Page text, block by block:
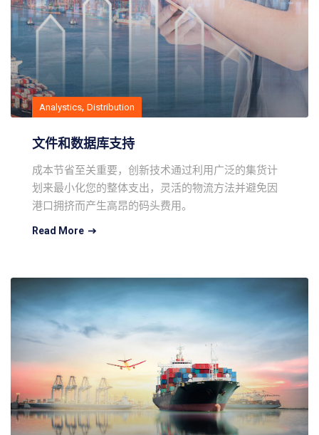
Analystics, Distribution
文件和数据库支持
成本节省至关重要，创新技术通过利用广泛的集货计
划来最小化您的整体支出，灵活的物流方法并避免因
港口拥挤而产生高昂的码头费用。
Read More